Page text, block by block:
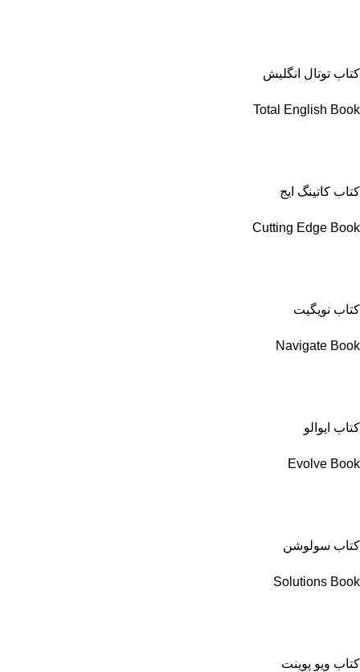
کتاب توتال انگلیش
Total English Book
کتاب کاتینگ ایج
Cutting Edge Book
کتاب نویگیت
Navigate Book
کتاب ایوالو
Evolve Book
کتاب سولوشن
Solutions Book
کتاب ویو پوینت